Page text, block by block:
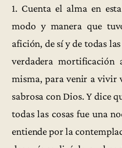
1. Cuenta el alma en
modo y manera que
afición, de sí y de todas
verdadera
misma, para venir a vivir
sabrosa con Dios. Y dice
todas las cosas fue una
entiende por la